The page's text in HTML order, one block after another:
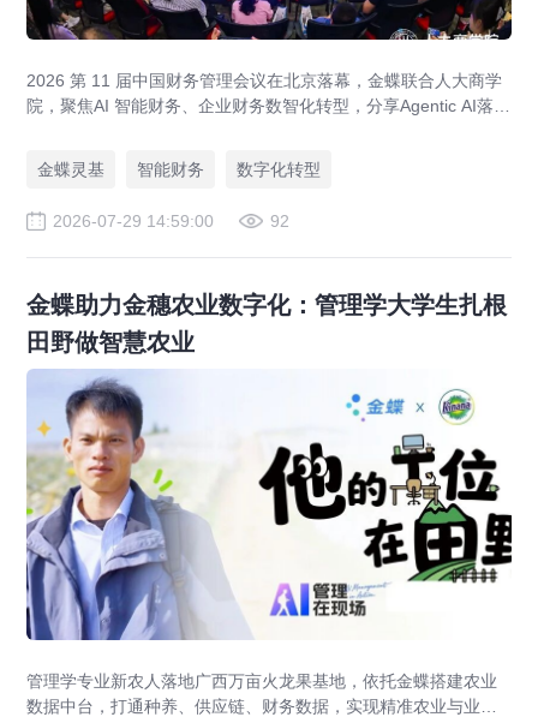
2026 第 11 届中国财务管理会议在北京落幕，金蝶联合人大商学
院，聚焦AI 智能财务、企业财务数智化转型，分享Agentic AI落
金蝶灵基 智能财务 数字化转型
2026-07-29 14:59:00 92
金蝶助力金穗农业数字化：管理学大学生扎根
田野做智慧农业
管理学专业新农人落地广西万亩火龙果基地，依托金蝶搭建农业
数据中台，打通种养、供应链、财务数据，实现精准农业与业财